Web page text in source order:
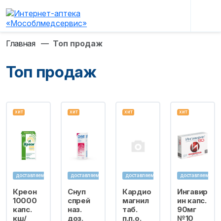
Главная — Топ продаж
Топ продаж
хит
доставляем
Креон
10000
капс.
кш/
хит
доставляем
Снуп
спрей
наз.
доз.
хит
доставляем
Кардио
магнил
таб.
п.п.о.
хит
доставляем
Ингавир
ин капс.
90мг
№10